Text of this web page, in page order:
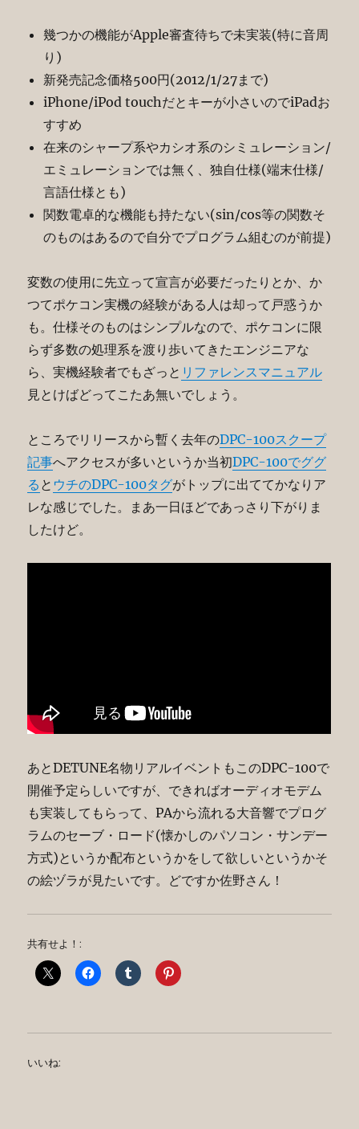
幾つかの機能がApple審査待ちで未実装(特に音周
り)
新発売記念価格500円(2012/1/27まで)
iPhone/iPod touchだとキーが小さいのでiPadお
すすめ
在来のシャープ系やカシオ系のシミュレーション/
エミュレーションでは無く、独自仕様(端末仕様/
言語仕様とも)
関数電卓的な機能も持たない(sin/cos等の関数そ
のものはあるので自分でプログラム組むのが前提)
変数の使用に先立って宣言が必要だったりとか、か
つてポケコン実機の経験がある人は却って戸惑うか
も。仕様そのものはシンプルなので、ポケコンに限
らず多数の処理系を渡り歩いてきたエンジニアな
ら、実機経験者でもざっと リファレンスマニュアル
見とけばどってこたあ無いでしょう。
ところでリリースから暫く去年のDPC-100スクープ
記事へアクセスが多いというか当初DPC-100でググ
る と ウチのDPC-100タグがトップに出ててかなりア
レな感じでした。まあ一日ほどであっさり下がりま
したけど。
あとDETUNE名物リアルイベントもこのDPC-100で
開催予定らしいですが、できればオーディオモデム
も実装してもらって、PAから流れる大音響でプログ
ラムのセーブ・ロード(懐かしのパソコン・サンデー
方式)というか配布というかをして欲しいというかそ
の絵ヅラが見たいです。どですか佐野さん！
共有せよ！:
いいね: